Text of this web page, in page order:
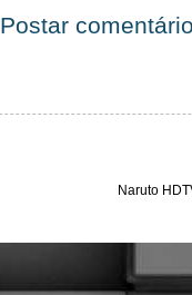
Postar
Naruto